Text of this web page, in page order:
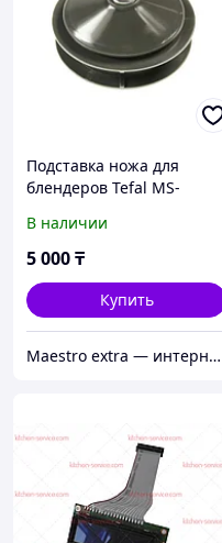
Подставка ножа для
блендеров Tefal MS-
В наличии
5 000₸
Купить
Maestro extra — интернет-магазин запчастей для крупной и мелкой бытовой техники в Алматы